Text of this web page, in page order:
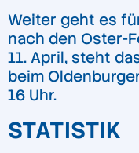
Weiter geht es
nach den Oster-
11. April, steht
beim
16 Uhr.
STATISTIK